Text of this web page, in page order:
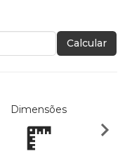
Calcular
Dimensões